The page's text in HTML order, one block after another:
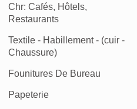
Chr: Cafés, Hôtels,
Restaurants
Textile - Habillement - (cuir -
Chaussure)
Founitures De Bureau
Papeterie